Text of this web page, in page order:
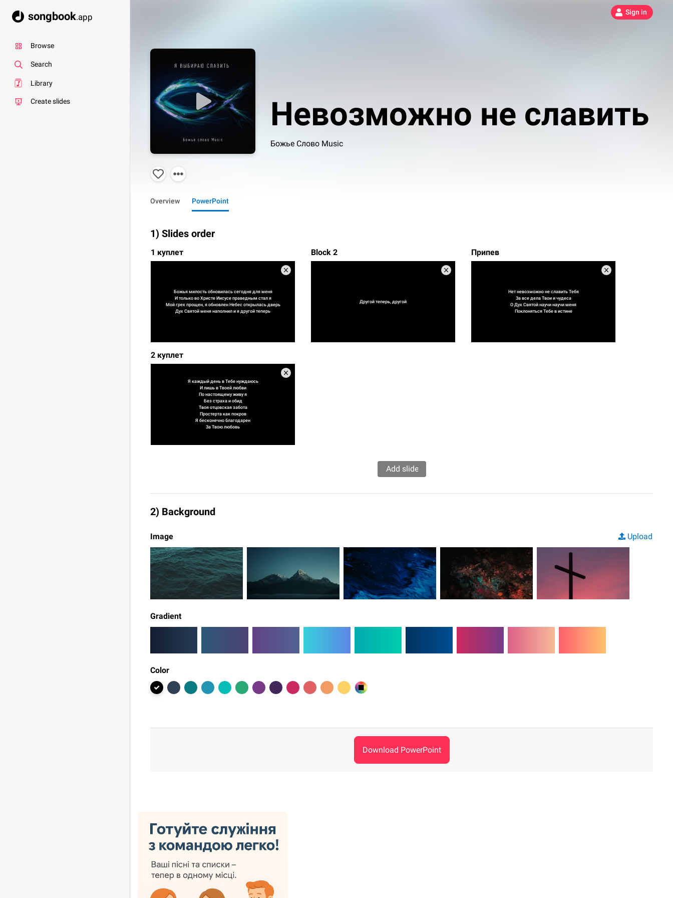
songbook.app
Browse
Search
Library
Create slides
Sign in
Невозможно не славить
Божье Слово Music
Overview PowerPoint
1) Slides order
1 куплет
Божья милость обновилась сегодня для меня
И только во Христе Иисусе праведным стал я
Мой грех прощен, я обновлен Небес открылась дверь
Дух Святой меня наполнил и я другой теперь
Block 2
Другой теперь, другой
Припев
Нет невозможно не славить Тебя
За все дела Твои и чудеса
О Дух Святой научи научи меня
Поклоняться Тебе в истине
2 куплет
Я каждый день в Тебе нуждаюсь
И лишь в Твоей любви
По настоящему живу я
Без страха и обид
Твоя отцовская забота
Простерта как покров
Я бесконечно благодарен
За Твою любовь
2) Background
Image Upload
Gradient
Color
Download PowerPoint